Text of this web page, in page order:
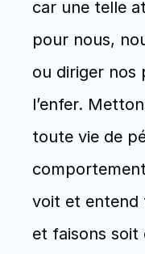
car une telle
pour nous,
ou diriger nos
l’enfer.
toute vie de
voit et entend
et faisons soit